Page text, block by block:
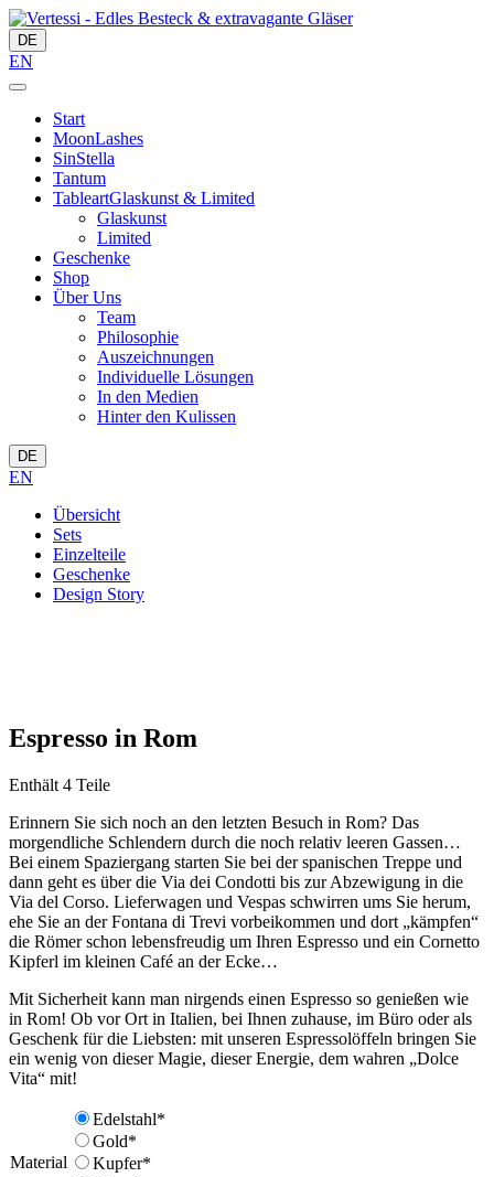
DE
EN
Start
MoonLashes
SinStella
Tantum
TableartGlaskunst & Limited
Glaskunst
Limited
Geschenke
Shop
Über Uns
Team
Philosophie
Auszeichnungen
Individuelle Lösungen
In den Medien
Hinter den Kulissen
DE
EN
Übersicht
Sets
Einzelteile
Geschenke
Design Story
Espresso in Rom
Enthält 4 Teile
Erinnern Sie sich noch an den letzten Besuch in Rom? Das
morgendliche Schlendern durch die noch relativ leeren Gassen…
Bei einem Spaziergang starten Sie bei der spanischen Treppe und
dann geht es über die Via dei Condotti bis zur Abzewigung in die
Via del Corso. Lieferwagen und Vespas schwirren ums Sie herum,
ehe Sie an der Fontana di Trevi vorbeikommen und dort „kämpfen“
die Römer schon lebensfreudig um Ihren Espresso und ein Cornetto
Kipferl im kleinen Café an der Ecke…
Mit Sicherheit kann man nirgends einen Espresso so genießen wie
in Rom! Ob vor Ort in Italien, bei Ihnen zuhause, im Büro oder als
Geschenk für die Liebsten: mit unseren Espressolöffeln bringen Sie
ein wenig von dieser Magie, dieser Energie, dem wahren „Dolce
Vita“ mit!
Material
Edelstahl*
Gold*
Kupfer*